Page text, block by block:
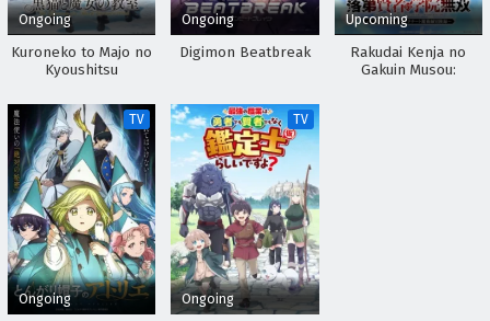
Ongoing
Kuroneko to Majo no
Kyoushitsu
Ongoing
Digimon Beatbreak
Upcoming
Rakudai Kenja no
Gakuin Musou:
TV
Ongoing
TV
Ongoing